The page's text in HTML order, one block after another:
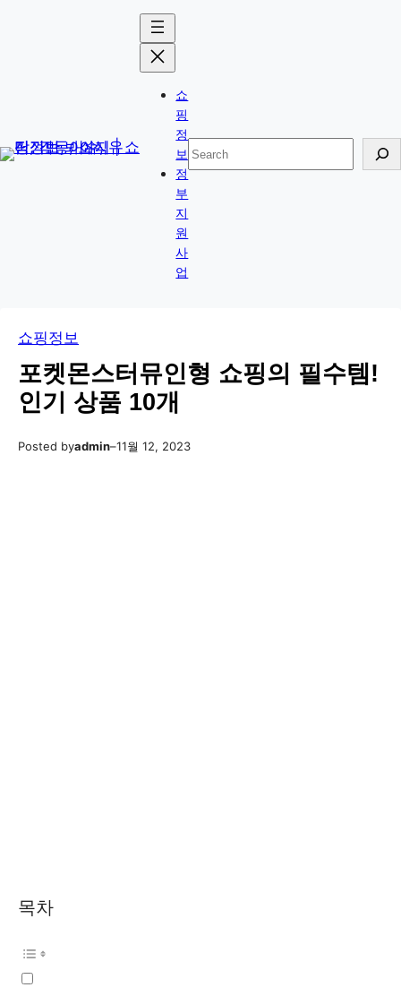
가
쇼
핑
정
보
정
부
지
원
사
업
검
색
쇼핑정보
포켓몬스터뮤인형 쇼핑의 필수템!
인기 상품 10개
Posted byadmin–11월 12, 2023
목차